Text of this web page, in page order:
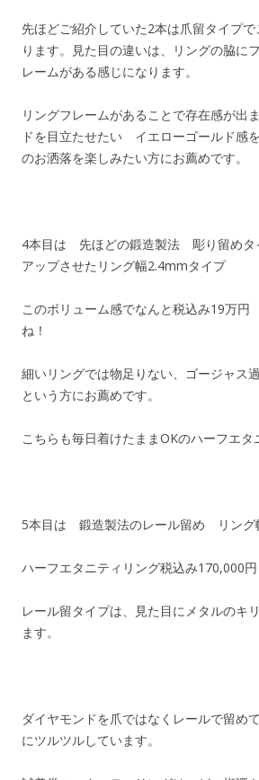
先ほどご紹介していた2本は爪留タイプ
ります。見た目の違いは、リングの脇に
レームがある感じになります。
リングフレームがあることで存在感が出
ドを目立たせたい イエローゴールド感
のお洒落を楽しみたい方にお薦めです。
4本目は 先ほどの鍛造製法 彫り留めタ
アップさせたリング幅2.4mmタイプ
このボリューム感でなんと税込み19万
ね！
細いリングでは物足りない、ゴージャス
という方にお薦めです。
こちらも毎日着けたままOKのハーフエタ
5本目は 鍛造製法のレール留め リング
ハーフエタニティリング税込み170,000円
レール留タイプは、見た目にメタルのキ
ます。
ダイヤモンドを爪ではなくレールで留め
にツルツルしています。